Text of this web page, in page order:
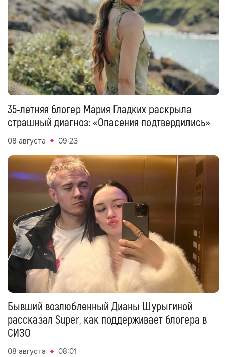
35-летняя блогер Мария Гладких раскрыла
страшный диагноз: «Опасения подтвердились»
08 августа 09:23
Бывший возлюбленный Дианы Шурыгиной
рассказал Super, как поддерживает блогера в
СИЗО
08 августа 08:01